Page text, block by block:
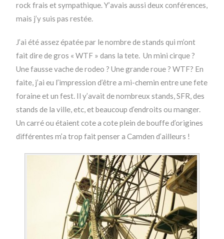
rock frais et sympathique. Y’avais aussi deux conférences,
mais j’y suis pas restée.
J’ai été assez épatée par le nombre de stands qui m’ont
fait dire de gros « WTF » dans la tete. Un mini cirque ?
Une fausse vache de rodeo ? Une grande roue ? WTF? En
faite, j’ai eu l’impression d’être a mi-chemin entre une fete
foraine et un fest. Il y’avait de nombreux stands, SFR, des
stands de la ville, etc, et beaucoup d’endroits ou manger.
Un carré ou étaient cote a cote plein de bouffe d’origines
différentes m’a trop fait penser a Camden d’ailleurs !